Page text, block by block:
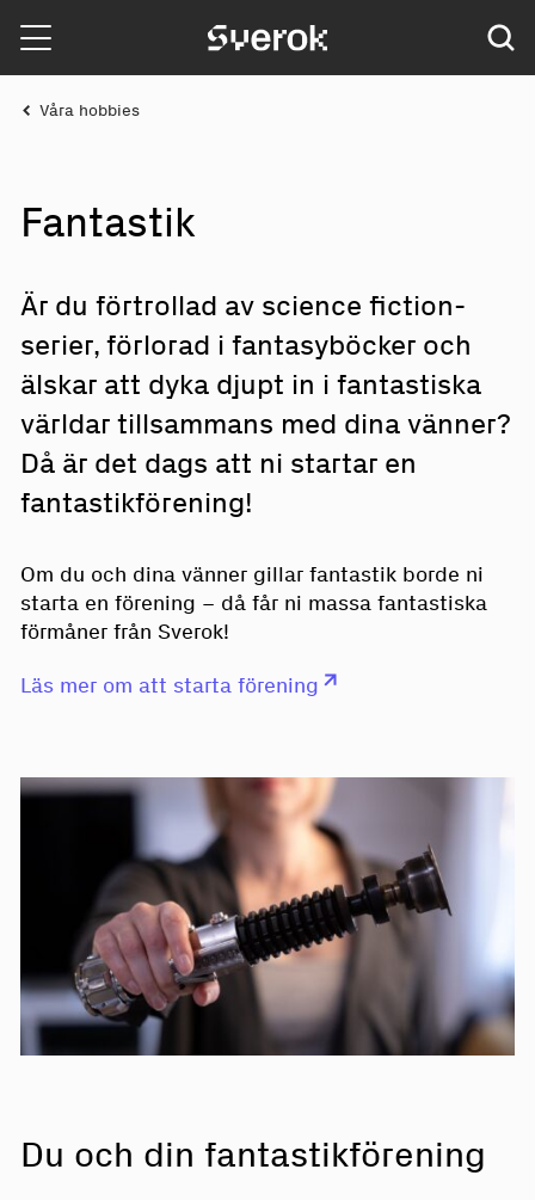
Sverok
Våra hobbies
Fantastik
Är du förtrollad av science fiction-
serier, förlorad i fantasyböcker och
älskar att dyka djupt in i fantastiska
världar tillsammans med dina vänner?
Då är det dags att ni startar en
fantastikförening!
Om du och dina vänner gillar fantastik borde ni
starta en förening – då får ni massa fantastiska
förmåner från Sverok!
Läs mer om att starta förening
Du och din fantastikförening